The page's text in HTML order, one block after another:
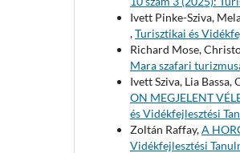
Ivett Pinke-Sziva,
,Turisztikai és
Richard Mose,
Mara szafari
Ivett Sziva, Lia Bassa,
ON MEGJELENT
és Vidékfejlesztési
Zoltán Raffay,A
Vidékfejlesztési